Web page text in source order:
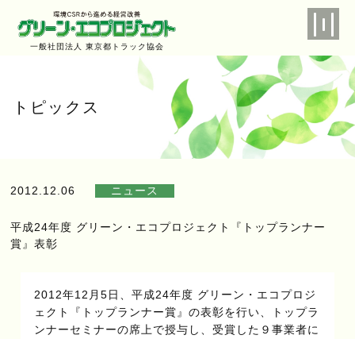
一般社団法人 東京都トラック協会
トピックス
2012.12.06 ニュース
平成24年度 グリーン・エコプロジェクト『トップランナー
賞』表彰
2012年12月5日、平成24年度 グリーン・エコプロジ
ェクト『トップランナー賞』の表彰を行い、トップラ
ンナーセミナーの席上で授与し、受賞した９事業者に